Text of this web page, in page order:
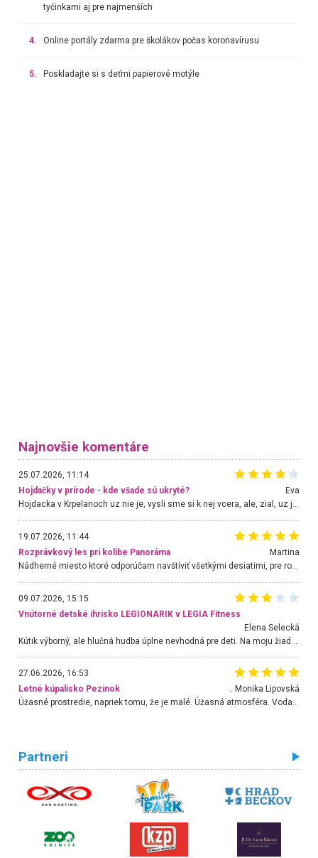
tyčinkami aj pre najmenších
4. Online portály zdarma pre školákov počas koronavírusu
5. Poskladajte si s deťmi papierové motýle
Najnovšie komentáre
25.07.2026, 11:14
Hojdačky v prírode - kde všade sú ukryté?
Eva
Hojdacka v Krpelanoch uz nie je, vysli sme si k nej vcera, ale, zial, uz je znicena. Ak sem planujete cestu len kvoli hojdacke, mozete si ju usetrit. Krasny vyhlad je tu vsak aj bez hojdacky :-)
19.07.2026, 11:44
Rozprávkový les pri kolibe Panoráma
Martina
Nádherné miesto ktoré odporúčam navštíviť všetkými desiatimi, pre rodiny s deťmi, dôchodcom... Proste a jednoducho ozaj rozprávkový les.. určite ešte prídeme. Odniesli sme si na pamiatku krásne tričká,
09.07.2026, 15:15
Vnútorné detské ihrisko LEGIONARIK v LEGIA Fitness
Elena Selecká
27.06.2026, 16:53
Letné kúpalisko Pezinok
. Monika Lipovská
Úžasné prostredie, napriek tomu, že je malé. Úžasná atmosféra. Voda fantastická a nádherná. Ľudí je pomerne veľa, ale su mili a ohľaduplní. Je veľmi zaujímavé sledovať, ako dokážu spolu športovať cudzí ľudia a bez ohľadu na vek. Vládne tu pohoda. Vnuka neviem dostať z vody. Ďakujem za krásny deň . Urcite sa sem vrátim. Jediný problém je s parkovaním, ale aj ten sa mi podarilo vyriešiť. Monika Bratislava
Partneri